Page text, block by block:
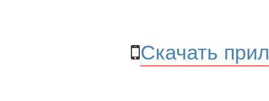
Скачать